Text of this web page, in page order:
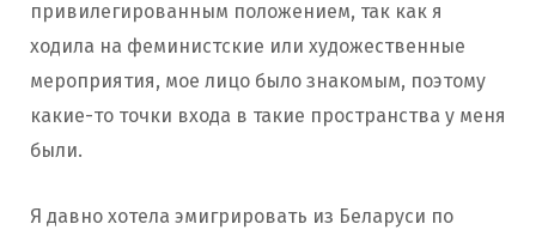
привилегированным положением, так как я
ходила на феминистские или художественные
мероприятия, мое лицо было знакомым, поэтому
какие-то точки входа в такие пространства у меня
были.
Я давно хотела эмигрировать из Беларуси по